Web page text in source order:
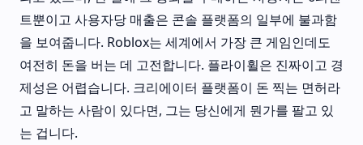
트뿐이고 사용자당 매출은 콘솔 플랫폼의 일부에 불과함
을 보여줍니다. Roblox는 세계에서 가장 큰 게임인데도
여전히 돈을 버는 데 고전합니다. 플라이휠은 진짜이고 경
제성은 어렵습니다. 크리에이터 플랫폼이 돈 찍는 면허라
고 말하는 사람이 있다면, 그는 당신에게 뭔가를 팔고 있
는 겁니다.